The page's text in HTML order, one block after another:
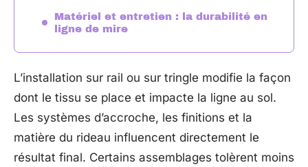
Matériel et entretien : la durabilité en
ligne de mire
L’installation sur rail ou sur tringle modifie la façon
dont le tissu se place et impacte la ligne au sol.
Les systèmes d’accroche, les finitions et la
matière du rideau influencent directement le
résultat final. Certains assemblages tolèrent moins